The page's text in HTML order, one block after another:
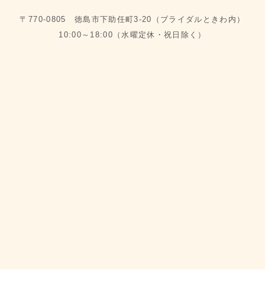
〒770-0805 徳島市下助任町3-20（ブライダルときわ内）
10:00～18:00（水曜定休・祝日除く）